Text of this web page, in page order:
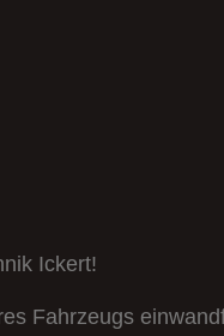
Ickert!
Fahrzeugs